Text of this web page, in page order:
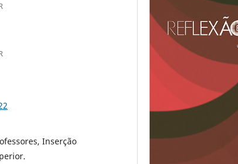
Inserção